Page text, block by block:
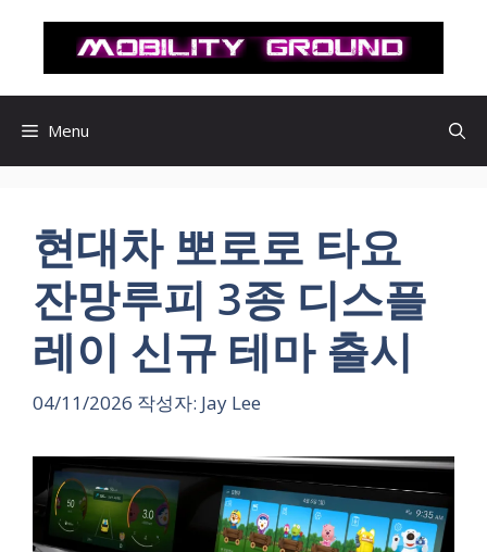
로
Menu
현대차 뽀로로 타요
잔망루피 3종 디스플
레이 신규 테마 출시
04/11/2026 작성자: Jay Lee